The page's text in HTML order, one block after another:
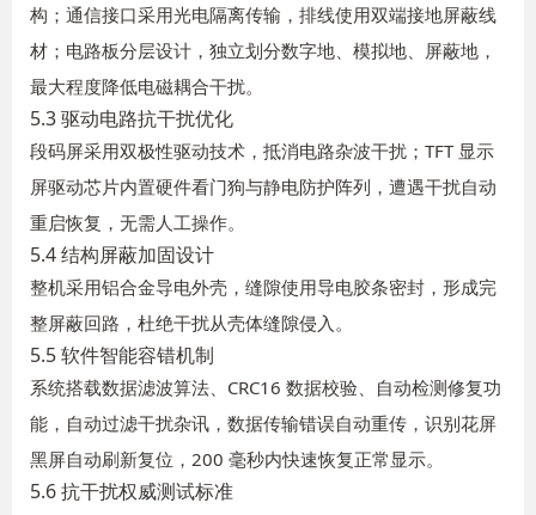
构；通信接口采用光电隔离传输，排线使用双端接地屏蔽线
材；电路板分层设计，独立划分数字地、模拟地、屏蔽地，
最大程度降低电磁耦合干扰。
5.3 驱动电路抗干扰优化
段码屏采用双极性驱动技术，抵消电路杂波干扰；TFT 显示
屏驱动芯片内置硬件看门狗与静电防护阵列，遭遇干扰自动
重启恢复，无需人工操作。
5.4 结构屏蔽加固设计
整机采用铝合金导电外壳，缝隙使用导电胶条密封，形成完
整屏蔽回路，杜绝干扰从壳体缝隙侵入。
5.5 软件智能容错机制
系统搭载数据滤波算法、CRC16 数据校验、自动检测修复功
能，自动过滤干扰杂讯，数据传输错误自动重传，识别花屏
黑屏自动刷新复位，200 毫秒内快速恢复正常显示。
5.6 抗干扰权威测试标准